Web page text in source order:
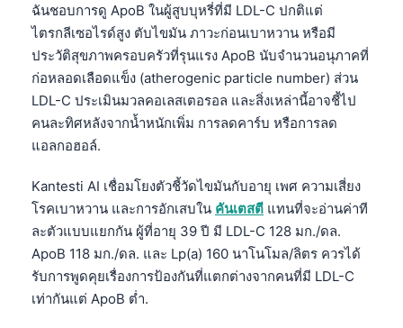
ฉันชอบการดู ApoB ในผู้สูบบุหรี่ที่มี LDL-C ปกติแต่
ไตรกลีเซอไรด์สูง ตับไขมัน ภาวะก่อนเบาหวาน หรือมี
ประวัติสุขภาพครอบครัวที่รุนแรง ApoB นับจำนวนอนุภาคที่
ก่อหลอดเลือดแข็ง (atherogenic particle number) ส่วน
LDL-C ประเมินมวลคอเลสเตอรอล และสิ่งเหล่านี้อาจชี้ไป
คนละทิศหลังจากน้ำหนักเพิ่ม การลดคาร์บ หรือการลด
แอลกอฮอล์.
Kantesti AI เชื่อมโยงตัวชี้วัดไขมันกับอายุ เพศ ความเสี่ยง
โรคเบาหวาน และการอักเสบใน คันเตสตี แทนที่จะอ่านค่าที
ละตัวแบบแยกกัน ผู้ที่อายุ 39 ปี มี LDL-C 128 มก./ดล.
ApoB 118 มก./ดล. และ Lp(a) 160 นาโนโมล/ลิตร ควรได้
รับการพูดคุยเรื่องการป้องกันที่แตกต่างจากคนที่มี LDL-C
เท่ากันแต่ ApoB ต่ำ.